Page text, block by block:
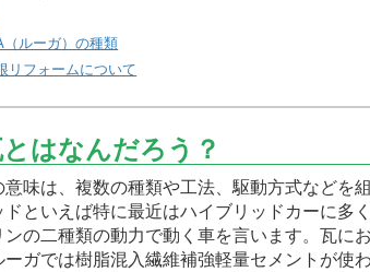
ルーガ）の種類
リフォームについて
はなんだろう？
味は、複数の種類や工法、駆動方式などを
といえば特に最近はハイブリッドカーに多
の二種類の動力で動く車を言います。瓦に
ガでは樹脂混入繊維補強軽量セメントが使